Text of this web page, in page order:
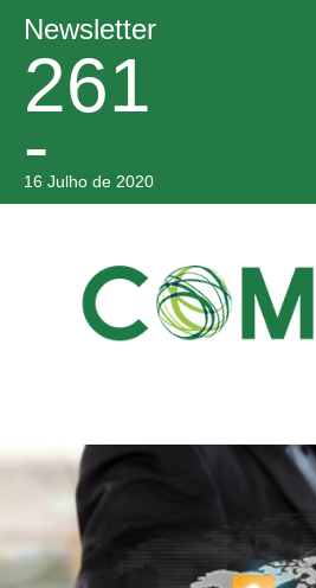
Newsletter
261
-
16 Julho de 2020